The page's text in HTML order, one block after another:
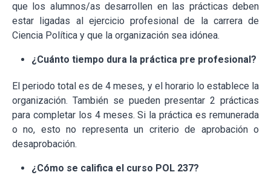
que los alumnos/as desarrollen en las prácticas deben
estar ligadas al ejercicio profesional de la carrera de
Ciencia Política y que la organización sea idónea.
¿Cuánto tiempo dura la práctica pre profesional?
El periodo total es de 4 meses, y el horario lo establece la
organización. También se pueden presentar 2 prácticas
para completar los 4 meses. Si la práctica es remunerada
o no, esto no representa un criterio de aprobación o
desaprobación.
¿Cómo se califica el curso POL 237?